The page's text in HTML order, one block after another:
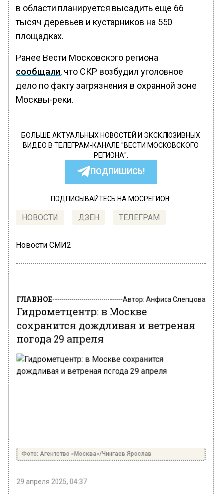
в области планируется высадить еще 66
тысяч деревьев и кустарников на 550
площадках.
Ранее Вести Московского региона
сообщали, что СКР возбудил уголовное
дело по факту загрязнения в охранной зоне
Москвы-реки.
БОЛЬШЕ АКТУАЛЬНЫХ НОВОСТЕЙ И ЭКСКЛЮЗИВНЫХ
ВИДЕО В ТЕЛЕГРАМ-КАНАЛЕ "ВЕСТИ МОСКОВСКОГО
РЕГИОНА".
ПОДПИШИСЬ!
ПОДПИСЫВАЙТЕСЬ НА МОСРЕГИОН:
НОВОСТИ ДЗЕН ТЕЛЕГРАМ
Новости СМИ2
ГЛАВНОЕ Автор: Анфиса Слепцова
Гидрометцентр: в Москве
сохранится дождливая и ветреная
погода 29 апреля
Фото: Агентство «Москва»/Чингаев Ярослав
29 апреля 2025, 04:37